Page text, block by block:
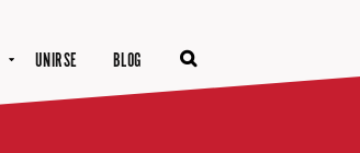
UNIRSE BLOG